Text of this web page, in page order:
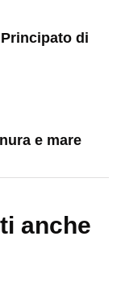
di
e mare
anche